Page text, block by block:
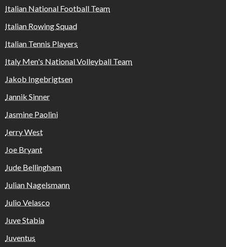
Italian National Football Team
Italian Rowing Squad
Italian Tennis Players
Italy Men's National Volleyball Team
Jakob Ingebrigtsen
Jannik Sinner
Jasmine Paolini
Jerry West
Joe Bryant
Jude Bellingham
Julian Nagelsmann
Julio Velasco
Juve Stabia
Juventus